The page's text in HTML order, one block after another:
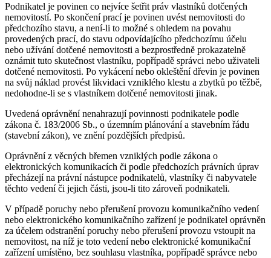
Podnikatel je povinen co nejvíce šetřit práv vlastníků dotčených
nemovitostí. Po skončení prací je povinen uvést nemovitosti do
předchozího stavu, a není-li to možné s ohledem na povahu
provedených prací, do stavu odpovídajícího předchozímu účelu
nebo užívání dotčené nemovitosti a bezprostředně prokazatelně
oznámit tuto skutečnost vlastníku, popřípadě správci nebo uživateli
dotčené nemovitosti. Po vykácení nebo okleštění dřevin je povinen
na svůj náklad provést likvidaci vzniklého klestu a zbytků po těžbě,
nedohodne-li se s vlastníkem dotčené nemovitosti jinak.
Uvedená oprávnění nenahrazují povinnosti podnikatele podle
zákona č. 183/2006 Sb., o územním plánování a stavebním řádu
(stavební zákon), ve znění pozdějších předpisů.
Oprávnění z věcných břemen vzniklých podle zákona o
elektronických komunikacích či podle předchozích právních úprav
přecházejí na právní nástupce podnikatelů, vlastníky či nabyvatele
těchto vedení či jejich části, jsou-li tito zároveň podnikateli.
V případě poruchy nebo přerušení provozu komunikačního vedení
nebo elektronického komunikačního zařízení je podnikatel oprávněn
za účelem odstranění poruchy nebo přerušení provozu vstoupit na
nemovitost, na níž je toto vedení nebo elektronické komunikační
zařízení umístěno, bez souhlasu vlastníka, popřípadě správce nebo